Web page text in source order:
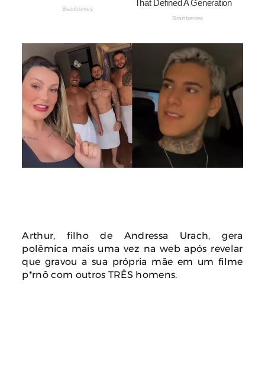
Arthur, filho de Andressa Urach, gera
polêmica mais uma vez na web após revelar
que gravou a sua própria mãe em um filme
p*rnô com outros TRÊS homens.